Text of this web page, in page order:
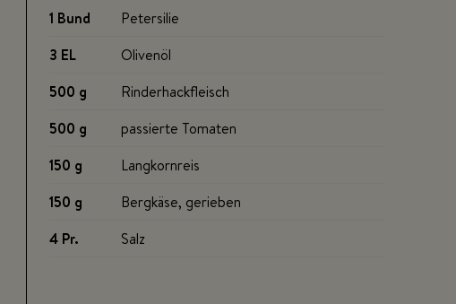
1 Bund
Petersilie
3 EL
Olivenöl
500 g
Rinderhackfleisch
500 g
passierte Tomaten
150 g
Langkornreis
150 g
Bergkäse, gerieben
4 Pr. Salz